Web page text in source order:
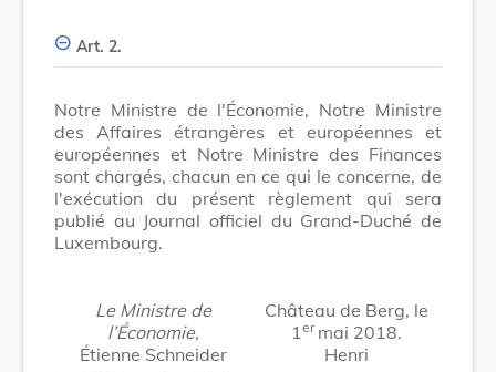
Art. 2.
Notre Ministre de l'Économie, Notre Ministre
des Affaires étrangères et européennes et
européennes et Notre Ministre des Finances
sont chargés, chacun en ce qui le concerne, de
l'exécution du présent règlement qui sera
publié au Journal officiel du Grand-Duché de
Luxembourg.
Le Ministre de
l’Économie,
Étienne Schneider
Château de Berg, le
1 er mai 2018.
Henri